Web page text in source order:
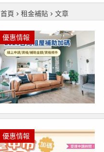
首頁 租金補貼 文章
優惠情報
優惠情報